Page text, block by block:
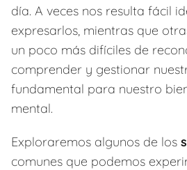
día. A veces nos resulta fácil
expresarlos, mientras que
un poco más difíciles de
comprender y gestionar
fundamental para nuestro
mental.
Exploraremos algunos de los
comunes que podemos